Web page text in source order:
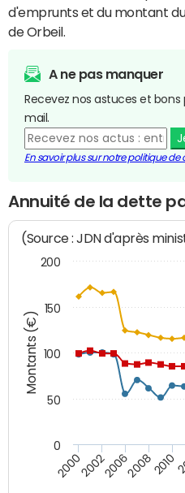
d'emprunts et du montant
de Orbeil.
A ne pas manquer
Recevez nos astuces et
mail.
En savoir plus sur notre politique de
Annuité de la dette
Montants (€)
(Source : JDN d'après
20002002200620082010
0
50
100
150
200